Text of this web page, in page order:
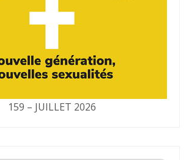
159 – JUILLET 2026